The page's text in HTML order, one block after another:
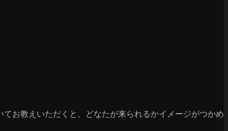
お教えいただくと、どなたが来られるかイメージがつかめ